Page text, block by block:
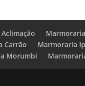
Carrão Marmoraria
Morumbi